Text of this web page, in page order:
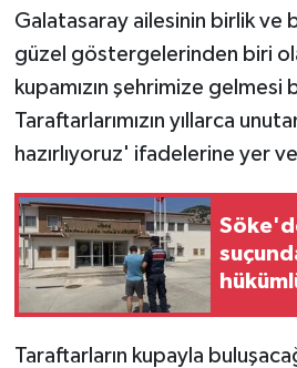
Galatasaray ailesinin birlik ve
güzel göstergelerinden biri
kupamızın şehrimize gelmesi
Taraftarlarımızın yıllarca
hazırlıyoruz' ifadelerine yer
Taraftarların kupayla